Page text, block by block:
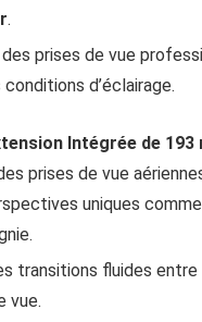
.
prises de vue
d’éclairage.
Intégrée de 193
prises de vue
uniques comme
transitions fluides
vue.